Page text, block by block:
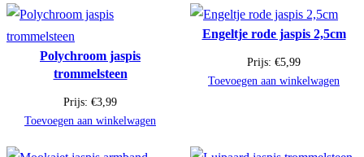
Polychroom jaspis
trommelsteen
Prijs: €3,99
Toevoegen aan winkelwagen
Engeltje rode jaspis 2,5cm
Prijs: €5,99
Toevoegen aan winkelwagen